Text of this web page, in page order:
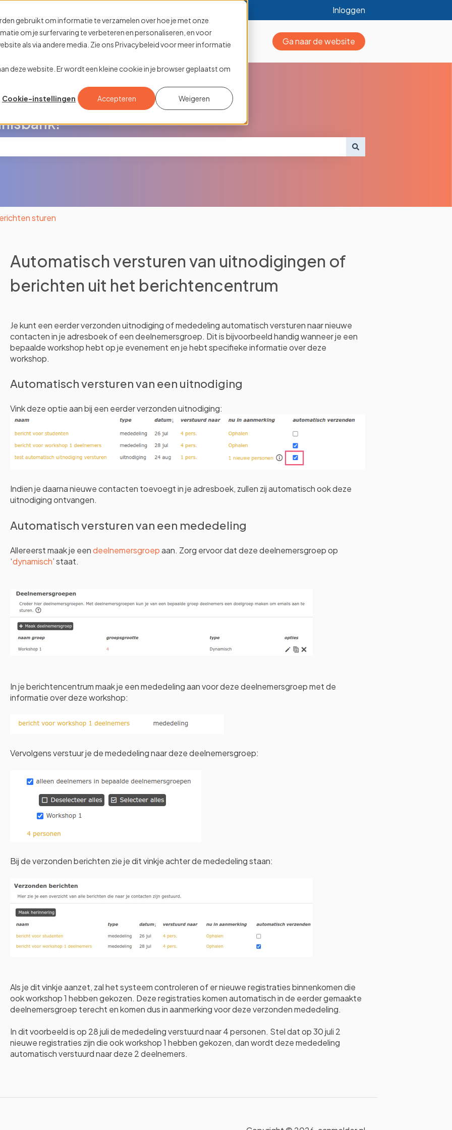
gebruikt om informatie te verzamelen over hoe je met onze
om je surfervaring te verbeteren en personaliseren, en voor
als via andere media. Zie ons Privacybeleid voor meer informatie
deze website. Er wordt een kleine cookie in je browser geplaatst om
Cookie-instellingen
Accepteren Weigeren
Inloggen
Ga naar de website
sturen
Automatisch versturen van uitnodigingen of
berichten uit het berichtencentrum
Je kunt een eerder verzonden uitnodiging of mededeling automatisch versturen naar nieuwe
contacten in je adresboek of een deelnemersgroep. Dit is bijvoorbeeld handig wanneer je een
bepaalde workshop hebt op je evenement en je hebt specifieke informatie over deze
workshop.
Automatisch versturen van een uitnodiging
Vink deze optie aan bij een eerder verzonden uitnodiging:
Indien je daarna nieuwe contacten toevoegt in je adresboek, zullen zij automatisch ook deze
uitnodiging ontvangen.
Automatisch versturen van een mededeling
Allereerst maak je eendeelnemersgroepaan. Zorg ervoor dat deze deelnemersgroep op
‘dynamisch’ staat.
In je berichtencentrum maak je een mededeling aan voor deze deelnemersgroep met de
informatie over deze workshop:
Vervolgens verstuur je de mededeling naar deze deelnemersgroep:
Bij de verzonden berichten zie je dit vinkje achter de mededeling staan:
Als je dit vinkje aanzet, zal het systeem controleren of er nieuwe registraties binnenkomen die
ook workshop 1 hebben gekozen. Deze registraties komen automatisch in de eerder gemaakte
deelnemersgroep terecht en komen dus in aanmerking voor deze verzonden mededeling.
In dit voorbeeld is op 28 juli de mededeling verstuurd naar 4 personen. Stel dat op 30 juli 2
nieuwe registraties zijn die ook workshop 1 hebben gekozen, dan wordt deze mededeling
automatisch verstuurd naar deze 2 deelnemers.